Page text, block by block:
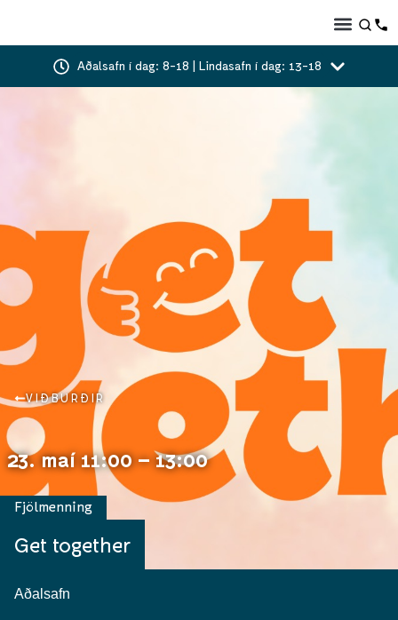
Aðalsafn í dag: 8-18 | Lindasafn í dag: 13-18
VIÐBURÐIR
23. maí 11:00 – 13:00
Get together
Fjölmenning
Aðalsafn